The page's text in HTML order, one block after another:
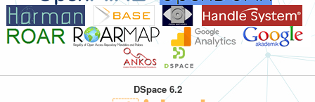
DSpace 6.2